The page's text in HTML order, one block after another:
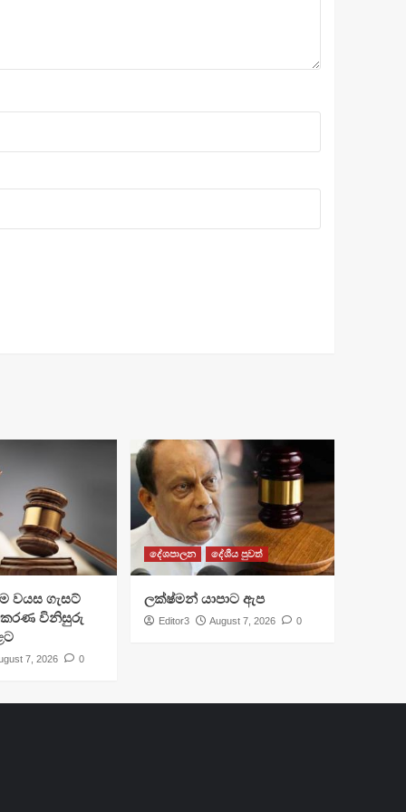
වයස ගැසට්
විනිසුරු
7, 2026 0
දේශපාලන දේශීය පුවත්
ලක්ෂ්මන් යාපාට ඇප
Editor3 August 7, 2026 0